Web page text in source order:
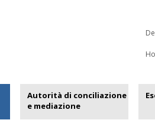
Autorità di conciliazione
e mediazione